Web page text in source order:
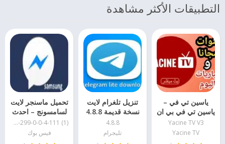
التطبيقات الأكثر مشاهدة
ياسين تي في –
ياسين تي في بي ان
سبورت
Yacine TV V3
Yacine TV
تنزيل تلغرام لايت
نسخة قديمة 4.8.8
4.8.8
تليجرام
تحميل ماسنجر لايت
لسامسونج – احدث
نسخه
messenger-lite-299-0-0-4-111 (1)
فيس بوك